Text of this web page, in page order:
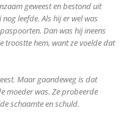
geweest en bestond uit
leefde. Als hij er wel was
Dan was hij ineens
troostte hem, want ze voelde dat
Maar gaandeweg is dat
moeder was. Ze probeerde
schaamte en schuld.